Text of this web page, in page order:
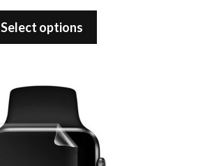
0
u
Select options